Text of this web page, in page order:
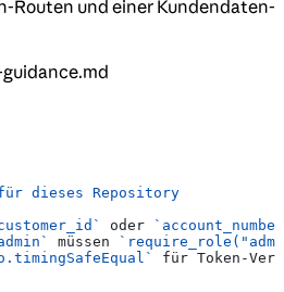
Routen und einer Kundendaten-
dieses Repository
oder
müssen
für Token-